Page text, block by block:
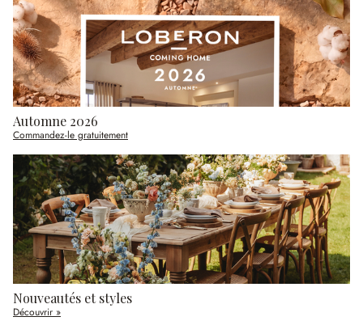
Automne 2026
Commandez-le gratuitement
Nouveautés et styles
Découvrir »